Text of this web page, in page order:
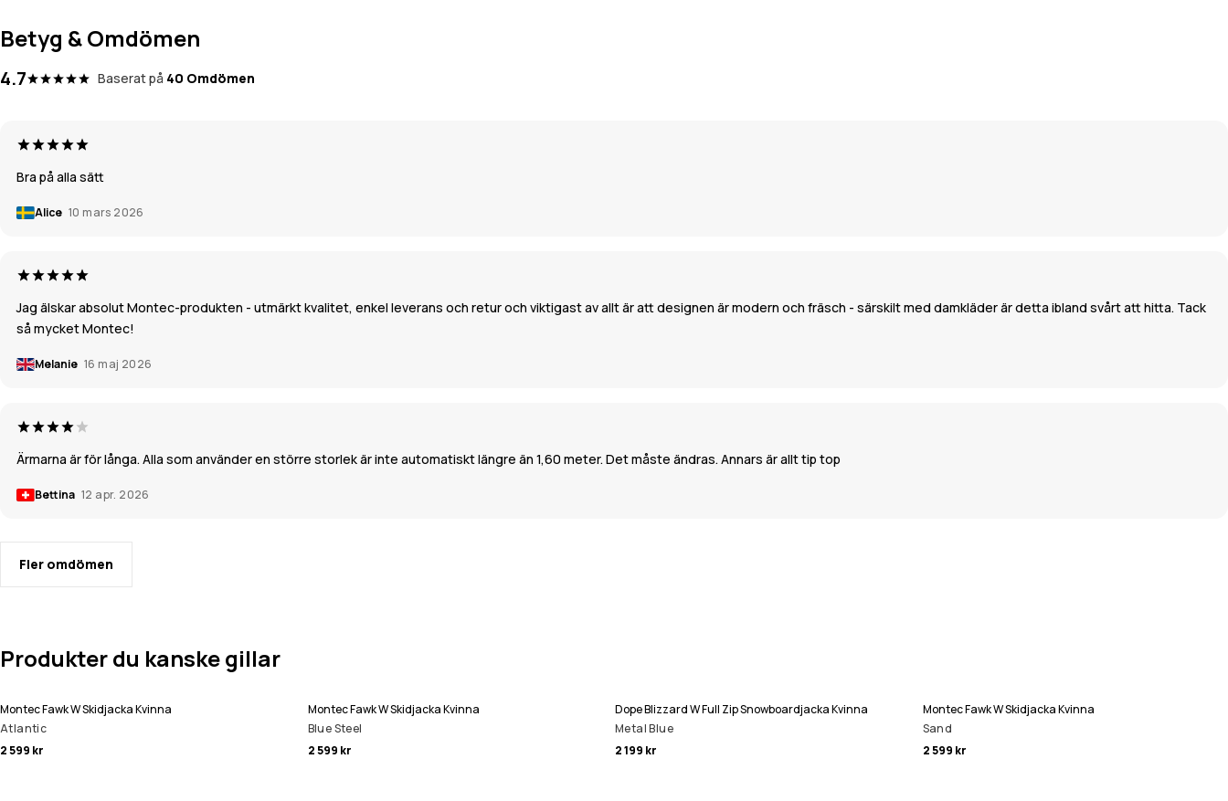
Betyg & Omdömen
4.7 Baserat på 40 Omdömen
Bra på alla sätt
Alice 10 mars 2026
Jag älskar absolut Montec-produkten - utmärkt kvalitet, enkel leverans och retur och viktigast av allt är att designen är modern och fräsch - särskilt med damkläder är detta ibland svårt att hitta. Tack
så mycket Montec!
Melanie 16 maj 2026
Ärmarna är för långa. Alla som använder en större storlek är inte automatiskt längre än 1,60 meter. Det måste ändras. Annars är allt tip top
Bettina 12 apr. 2026
Fler omdömen
Produkter du kanske gillar
Montec Fawk W Skidjacka Kvinna
Atlantic
2 599 kr
Montec Fawk W Skidjacka Kvinna
Blue Steel
2 599 kr
Dope Blizzard W Full Zip Snowboardjacka Kvinna
Metal Blue
2 199 kr
Montec Fawk W Skidjacka Kvinna
Sand
2 599 kr